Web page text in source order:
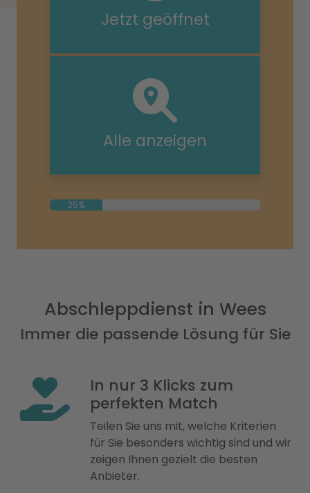
Jetzt geöffnet
Alle anzeigen
25%
Abschleppdienst in Wees
Immer die passende Lösung für Sie
In nur 3 Klicks zum
perfekten Match
Teilen Sie uns mit, welche Kriterien
für Sie besonders wichtig sind und wir
zeigen Ihnen gezielt die besten
Anbieter.